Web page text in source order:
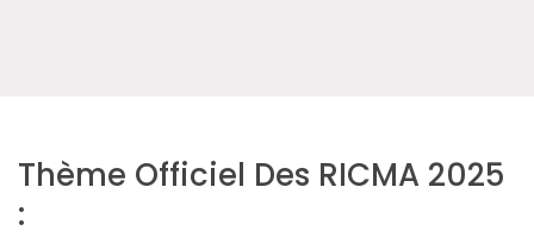
Thème Officiel Des RICMA 2025
: